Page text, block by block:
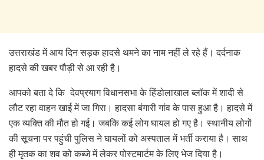
उत्तराखंड में आय दिन सड़क हादसे थमने का नाम नहीं ले रहे हैं। दर्दनाक
हादसे की खबर पौड़ी से आ रही है।
आपको बता दे कि देवप्रयाग विधानसभा के हिंडोलाखाल ब्लॉक में शादी से
लौट रहा वाहन खाई में जा गिरा। हादसा बंगारी गांव के पास हुआ है। हादसे में
एक व्यक्ति की मौत हो गई। जबकि कई लोग घायल हो गए है। स्थानीय लोगों
की सूचना पर पहुंची पुलिस ने घायलों को अस्पताल में भर्ती कराया है। साथ
ही मृतक का शव को कब्जे में लेकर पोस्टमार्टम के लिए भेज दिया है।